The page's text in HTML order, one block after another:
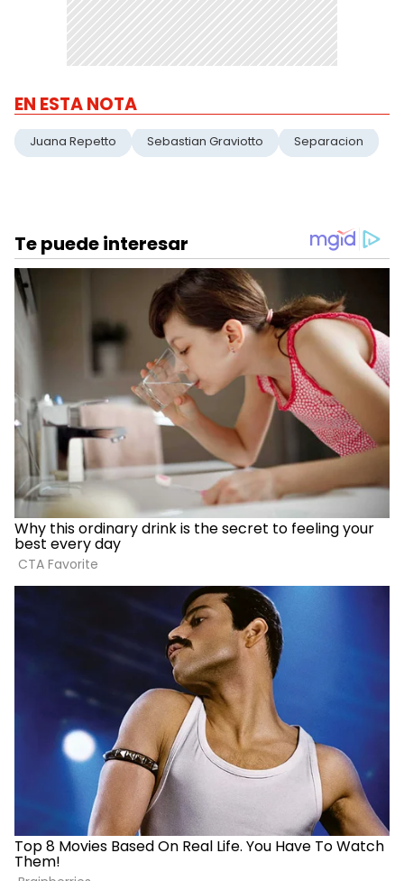
EN ESTA NOTA
Juana Repetto Sebastian Graviotto Separacion